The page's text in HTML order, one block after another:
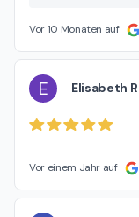
verantwortlich ist.
Dinge wie ALG
Vor 10 Monaten auf
E Elisabeth R
Vor einem Jahr auf